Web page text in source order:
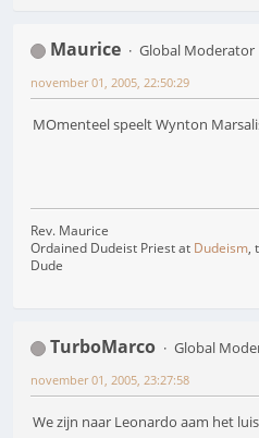
Maurice
Global Moderator
november 01, 2005, 22:50:29
MOmenteel speelt Wynton
Rev. Maurice
Ordained Dudeist Priest at Dudeism,
Dude
TurboMarco
Global
november 01, 2005, 23:27:58
We zijn naar Leonardo aam het